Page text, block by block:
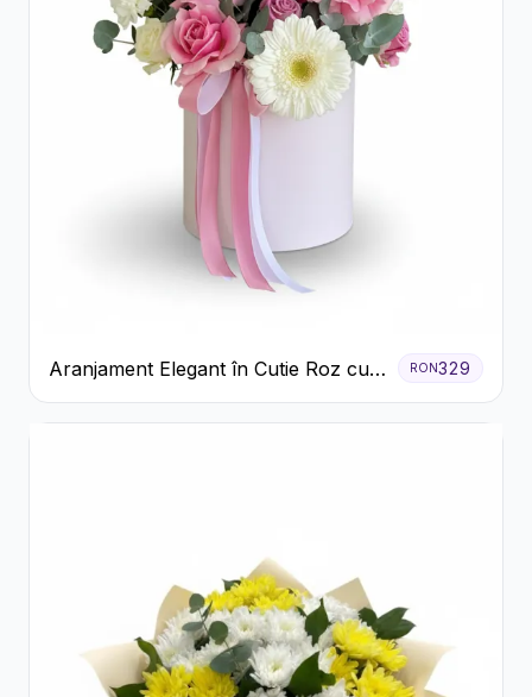
Aranjament Elegant în Cutie Roz cu
Trandafiri și Gerbera
RON329